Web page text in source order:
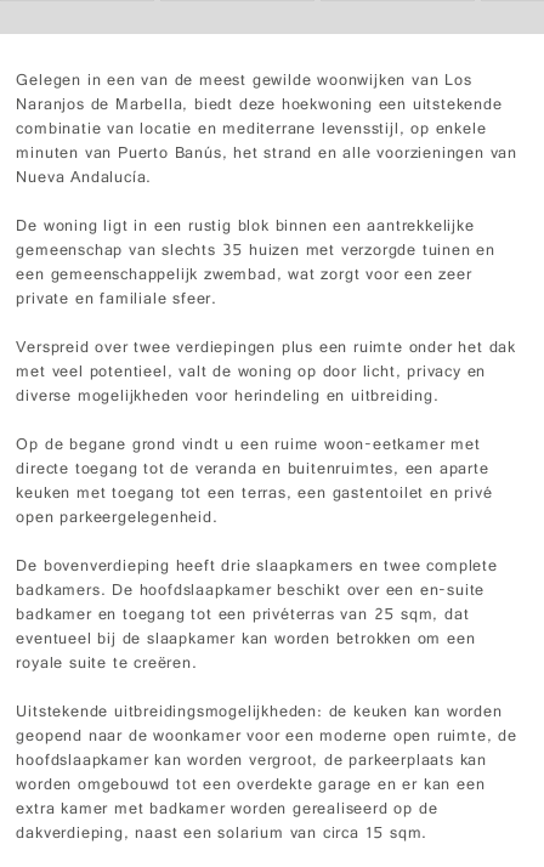
Gelegen in een van de meest gewilde woonwijken van Los
Naranjos de Marbella, biedt deze hoekwoning een uitstekende
combinatie van locatie en mediterrane levensstijl, op enkele
minuten van Puerto Banús, het strand en alle voorzieningen van
Nueva Andalucía.
De woning ligt in een rustig blok binnen een aantrekkelijke
gemeenschap van slechts 35 huizen met verzorgde tuinen en
een gemeenschappelijk zwembad, wat zorgt voor een zeer
private en familiale sfeer.
Verspreid over twee verdiepingen plus een ruimte onder het dak
met veel potentieel, valt de woning op door licht, privacy en
diverse mogelijkheden voor herindeling en uitbreiding.
Op de begane grond vindt u een ruime woon-eetkamer met
directe toegang tot de veranda en buitenruimtes, een aparte
keuken met toegang tot een terras, een gastentoilet en privé
open parkeergelegenheid.
De bovenverdieping heeft drie slaapkamers en twee complete
badkamers. De hoofdslaapkamer beschikt over een en-suite
badkamer en toegang tot een privéterras van 25 sqm, dat
eventueel bij de slaapkamer kan worden betrokken om een
royale suite te creëren.
Uitstekende uitbreidingsmogelijkheden: de keuken kan worden
geopend naar de woonkamer voor een moderne open ruimte, de
hoofdslaapkamer kan worden vergroot, de parkeerplaats kan
worden omgebouwd tot een overdekte garage en er kan een
extra kamer met badkamer worden gerealiseerd op de
dakverdieping, naast een solarium van circa 15 sqm.